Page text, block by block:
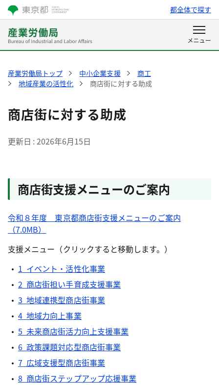
都全体で探す
産業労働局トップ 中小企業支援
商工
地域産業の活性化
商店街に対する助成
商店街に対する助成
更新日 2026年6月15日
商店街支援メニューのご案内
令和８年度 東京都商店街支援メニューのご案内
（7.0MB）
支援メニュー（クリックすると移動します。）
1 イベント・活性化事業
2 商店街担い手育成支援事業
3 地域連携型商店街事業
4 地域力向上事業
5 未来商店街活力向上支援事業
6 政策課題対応型商店街事業
7 広域支援型商店街事業
8 商店街ステップアップ応援事業